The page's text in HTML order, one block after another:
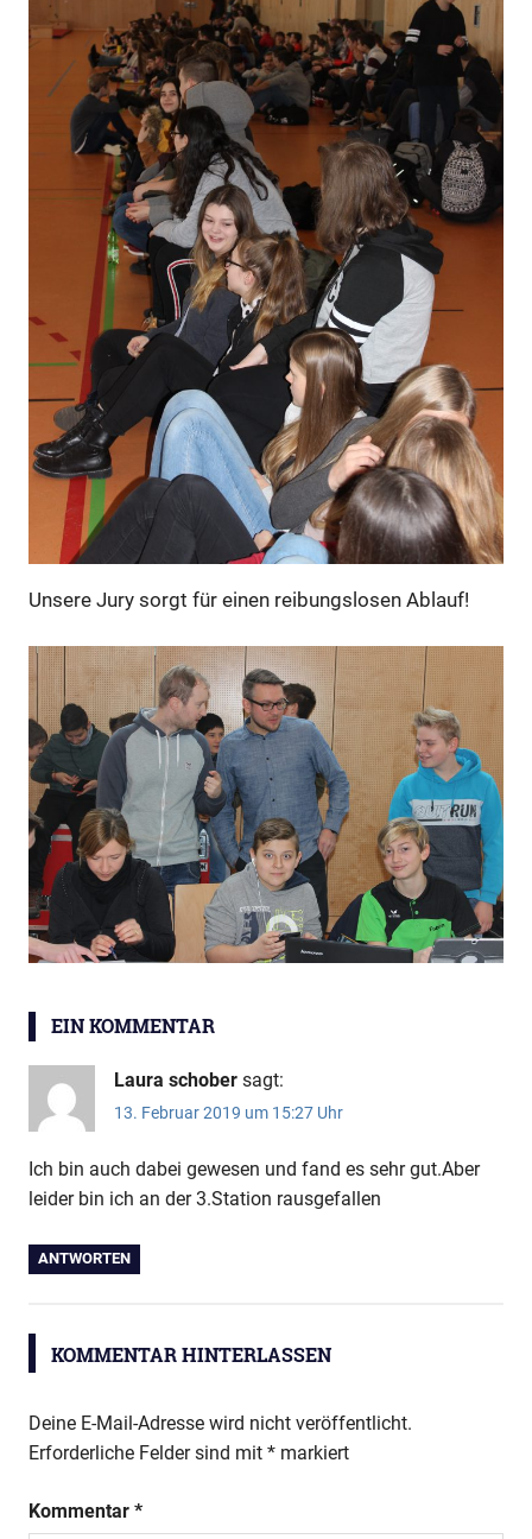
Unsere Jury sorgt für einen reibungslosen Ablauf!
Warrior
EIN KOMMENTAR
Laura schober sagt:
13. Februar 2019 um 15:27 Uhr
Ich bin auch dabei gewesen und fand es sehr gut.Aber
leider bin ich an der 3.Station rausgefallen
ANTWORTEN
KOMMENTAR HINTERLASSEN
Deine E-Mail-Adresse wird nicht veröffentlicht.
Erforderliche Felder sind mit * markiert
Kommentar *